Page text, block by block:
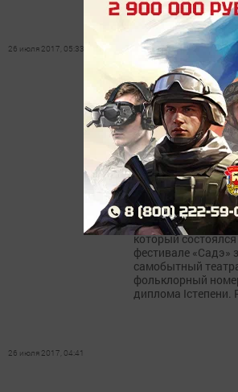
26 июля 2017, 05:33
Ансамбль «Садэ»
Высокогорского
22 июля
ветеранов
принял участие в
состоялся в
Республики
был приглашен
татарского
который
фестивале «Садэ»
самобытный
фольклорный
диплома Iстепени.
26 июля 2017, 04:41